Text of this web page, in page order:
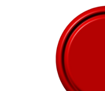
JORNAL DO BRASIL